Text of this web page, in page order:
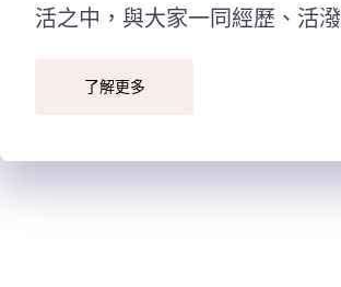
活之中，與大家一同經歷、活潑
了解更多